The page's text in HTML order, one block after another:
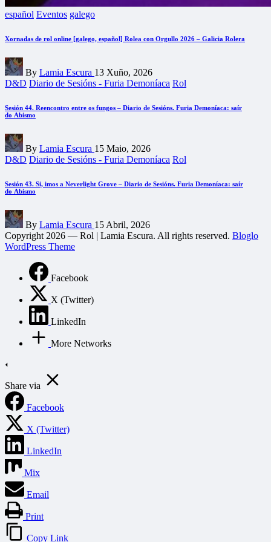
Posted
español Eventos galego
Xornadas de rol online [galego, español] Rolea con Orgullo 2026 – Galicia Rolera
Posted
by
By Lamia Escura 13 Xuño, 2026
Posted
D&D Diario de Sesións - Furia Demoníaca Rol
Sesión 44. Reencontro entre os fungos – Diario de Sesións. Furia Demoníaca: saír
do Abismo
Posted
by
By Lamia Escura 15 Maio, 2026
Posted
D&D Diario de Sesións - Furia Demoníaca Rol
Sesión 43. Si, imos a Neverlight Grove – Diario de Sesións. Furia Demoníaca: saír
do Abismo
Posted
by
By Lamia Escura 15 Abril, 2026
Copyright 2026 — Rol | Lamia Escura. All rights reserved. Bloglo
WordPress Theme
Facebook
X (Twitter)
LinkedIn
More Networks
Share via
Facebook
X (Twitter)
LinkedIn
Mix
Email
Print
Copy Link